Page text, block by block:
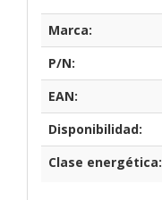
Marca:
P/N:
EAN:
Disponibilidad:
Clase energética: